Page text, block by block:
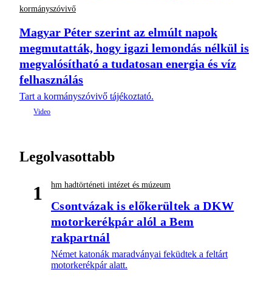
kormányszóvivő
Magyar Péter szerint az elmúlt napok
megmutatták, hogy igazi lemondás nélkül is
megvalósítható a tudatosan energia és víz
felhasználás
Tart a kormányszóvivő tájékoztató.
Legolvasottabb
1 hm hadtörténeti intézet és múzeum
Csontvázak is előkerültek a DKW
motorkerékpár alól a Bem
rakpartnál
Német katonák maradványai feküdtek a feltárt
motorkerékpár alatt.